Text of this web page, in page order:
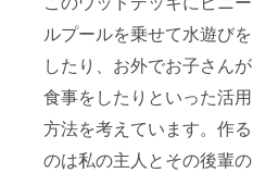
ルプールを乗せて水遊びを
したり、お外でお子さんが
食事をしたりといった活用
方法を考えています。作る
のは私の主人とその後輩の